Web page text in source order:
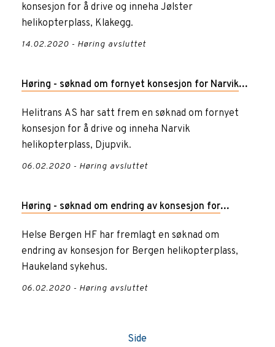
konsesjon for å drive og inneha Jølster
helikopterplass, Klakegg.
14.02.2020 - Høring avsluttet
Høring - søknad om fornyet konsesjon for Narvik
helikopterplass, Djupvik
Helitrans AS har satt frem en søknad om fornyet
konsesjon for å drive og inneha Narvik
helikopterplass, Djupvik.
06.02.2020 - Høring avsluttet
Høring - søknad om endring av konsesjon for
Bergen helikopterplass, Haukeland sykehus
Helse Bergen HF har fremlagt en søknad om
endring av konsesjon for Bergen helikopterplass,
Haukeland sykehus.
06.02.2020 - Høring avsluttet
Side